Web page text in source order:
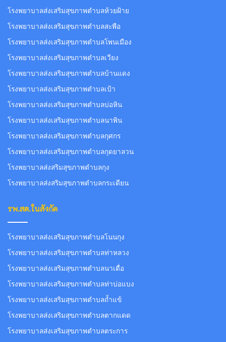
โรงพยาบาลส่งเสริมสุขภาพตำบลห้วยฝ้าย
โรงพยาบาลส่งเสริมสุขภาพตำบลสะพือ
โรงพยาบาลส่งเสริมสุขภาพตำบลโพนเมือง
โรงพยาบาลส่งเสริมสุขภาพตำบลเวียง
โรงพยาบาลส่งเสริมสุขภาพตำบลบ้านแดง
โรงพยาบาลส่งเสริมสุขภาพตำบลเป้า
โรงพยาบาลส่งเสริมสุขภาพตำบลบ่อหิน
โรงพยาบาลส่งเสริมสุขภาพตำบลนาพิน
โรงพยาบาลส่งเสริมสุขภาพตำบลกุศกร
โรงพยาบาลส่งเสริมสุขภาพตำบลกุดยาลวน
โรงพยาบาลส่งสริมสุขภาพตำบลกุง
โรงพยาบาลส่งสริมสุขภาพตำบลกระเดียน
รพ.สต.ในสังกัด
โรงพยาบาลส่งเสริมสุขภาพตำบลโนนกุง
โรงพยาบาลส่งเสริมสุขภาพตำบลท่าหลวง
โรงพยาบาลส่งเสริมสุขภาพตำบลนาเดื่อ
โรงพยาบาลส่งเสริมสุขภาพตำบลท่าบ่อแบง
โรงพยาบาลส่งเสริมสุขภาพตำบลถ้ำแข้
โรงพยาบาลส่งเสริมสุขภาพตำบลตากแดด
โรงพยาบาลส่งเสริมสุขภาพตำบลตระการ